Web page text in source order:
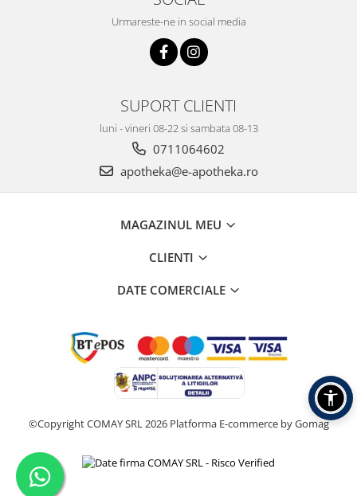
Urmareste-ne in social media
SUPORT CLIENTI
luni - vineri 08-22 si sambata 08-13
0711064602
apotheka@e-apotheka.ro
MAGAZINUL MEU
CLIENTI
DATE COMERCIALE
©Copyright COMAY SRL 2026 Platforma E-commerce by Gomag